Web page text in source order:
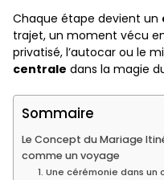
Chaque étape devient un
trajet, un moment vécu
privatisé, l’autocar ou le
centrale dans la magie
Sommaire
Le Concept du Mariage
comme un voyage
1. Une cérémonie dans un